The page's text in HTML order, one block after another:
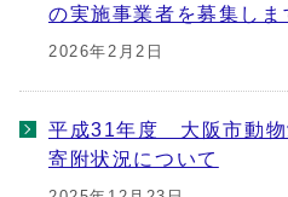
の実施事業者を募集しま
2026年2月2日
平成31年度 大阪市動物
寄附状況について